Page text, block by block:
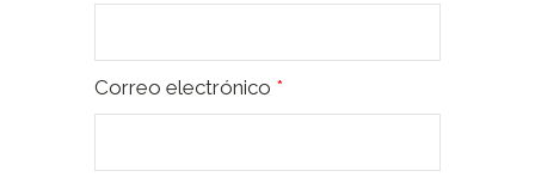
Correo electrónico *